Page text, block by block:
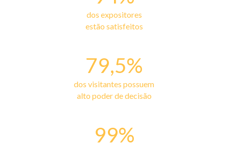
dos expositores
estão satisfeitos
79,5%
dos visitantes possuem
alto poder de decisão
99%